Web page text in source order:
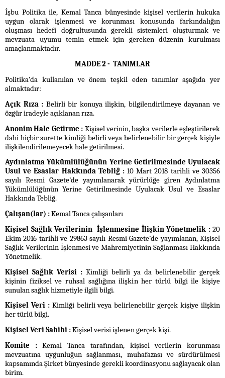
İşbu Politika ile, Kemal Tanca bünyesinde kişisel verilerin hukuka
uygun olarak işlenmesi ve korunması konusunda farkındalığın
oluşması hedefi doğrultusunda gerekli sistemleri oluşturmak ve
mevzuata uyumu temin etmek için gereken düzenin kurulması
amaçlanmaktadır.
MADDE 2 - TANIMLAR
Politika’da kullanılan ve önem teşkil eden tanımlar aşağıda yer
almaktadır:
Açık Rıza : Belirli bir konuya ilişkin, bilgilendirilmeye dayanan ve
özgür iradeyle açıklanan rıza.
Anonim Hale Getirme : Kişisel verinin, başka verilerle eşleştirilerek
dahi hiçbir surette kimliği belirli veya belirlenebilir bir gerçek kişiyle
ilişkilendirilemeyecek hale getirilmesi.
Aydınlatma Yükümlülüğünün Yerine Getirilmesinde Uyulacak
Usul ve Esaslar Hakkında Tebliğ :10 Mart 2018 tarihli ve 30356
sayılı Resmi Gazete’de yayımlanarak yürürlüğe giren Aydınlatma
Yükümlülüğünün Yerine Getirilmesinde Uyulacak Usul ve Esaslar
Hakkında Tebliğ.
Çalışan(lar) :Kemal Tanca çalışanları
Kişisel Sağlık Verilerinin İşlenmesine İlişkin Yönetmelik :20
Ekim 2016 tarihli ve 29863 sayılı Resmi Gazete’de yayımlanan, Kişisel
Sağlık Verilerinin İşlenmesi ve Mahremiyetinin Sağlanması Hakkında
Yönetmelik.
Kişisel Sağlık Verisi : Kimliği belirli ya da belirlenebilir gerçek
kişinin fiziksel ve ruhsal sağlığına ilişkin her türlü bilgi ile kişiye
sunulan sağlık hizmetiyle ilgili bilgi.
Kişisel Veri :Kimliği belirli veya belirlenebilir gerçek kişiye ilişkin
her türlü bilgi.
Kişisel Veri Sahibi :Kişisel verisi işlenen gerçek kişi.
Komite :Kemal Tanca tarafından, kişisel verilerin korunması
mevzuatına uygunluğun sağlanması, muhafazası ve sürdürülmesi
kapsamında Şirket bünyesinde gerekli koordinasyonu sağlayacak olan
birim.